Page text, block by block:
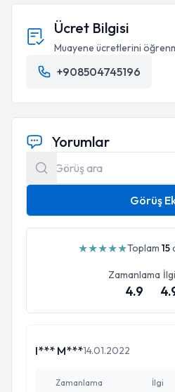
Ücret Bilgisi
Muayene ücretlerini
+908504745196
Yorumlar
Görüş
★★★★★Toplam 15
Zamanlama
4.9
İlgi
I*** M***14.01.2022
Zamanlama İlgi